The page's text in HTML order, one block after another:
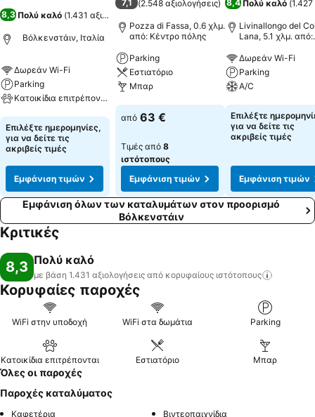
8,3 Πολύ καλό (1.431 αξιολογήσεις
Βόλκενστάιν, Ιταλία
Δωρεάν Wi-Fi
Parking
Κατοικίδια επιτρέπονται
Εμφάνιση τιμών
Επιλέξτε ημερομηνίες,
για να δείτε τις
ακριβείς τιμές
Εμφάνιση τιμών
7,1 (2.548 αξιολογήσεις)
Pozza di Fassa, 0.6 χλμ.
από: Κέντρο πόλης
Parking
Εστιατόριο
Μπαρ
Εμφάνιση τιμών
από 63 €
Τιμές από 8
ιστότοπους
Εμφάνιση τιμών
8,4 Πολύ καλό (1.427
Livinallongo del
Lana, 5.1 χλμ. από:
Δωρεάν Wi-Fi
Parking
A/C
Εμφάνιση τιμών
Επιλέξτε
για να δείτε τις
ακριβείς τιμές
Εμφάνιση τιμών
Εμφάνιση όλων των καταλυμάτων στον προορισμό
Βόλκενστάιν
Κριτικές
8,3 Πολύ καλό
με βάση 1.431 αξιολογήσεις από κορυφαίους ιστότοπους
Κορυφαίες παροχές
WiFi στην υποδοχή WiFi στα δωμάτια Parking
Κατοικίδια επιτρέπονται Εστιατόριο Μπαρ
Όλες οι παροχές
Παροχές καταλύματος
Καφετέρια
Βιντεοπαιχνίδια